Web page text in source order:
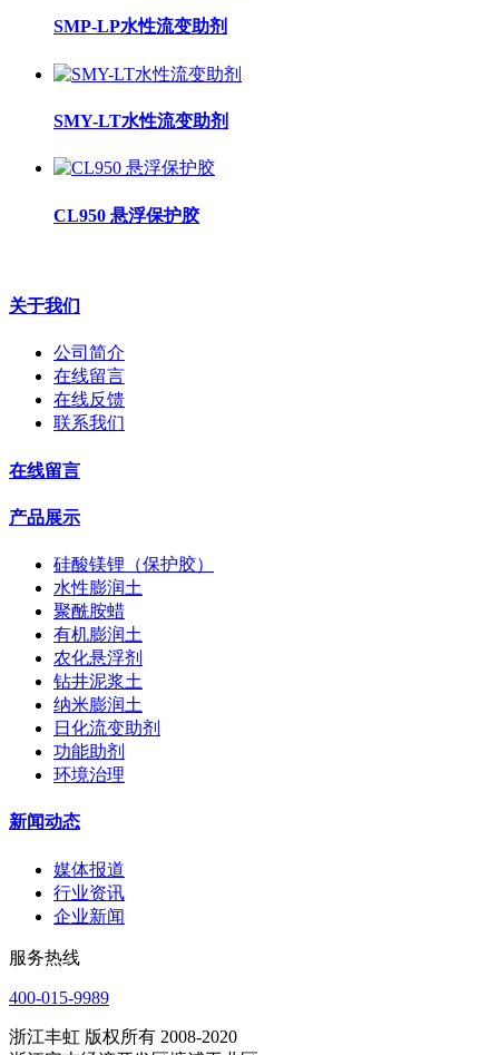
SMP-LP水性流变助剂
SMY-LT水性流变助剂
CL950 悬浮保护胶
关于我们
公司简介
在线留言
在线反馈
联系我们
在线留言
产品展示
硅酸镁锂（保护胶）
水性膨润土
聚酰胺蜡
有机膨润土
农化悬浮剂
钻井泥浆土
纳米膨润土
日化流变助剂
功能助剂
环境治理
新闻动态
媒体报道
行业资讯
企业新闻
服务热线
400-015-9989
浙江丰虹 版权所有 2008-2020